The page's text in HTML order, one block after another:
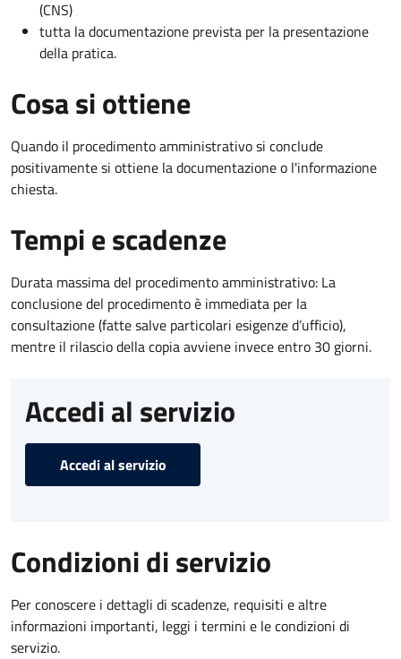
(CNS)
tutta la documentazione prevista per la presentazione
della pratica.
Cosa si ottiene
Quando il procedimento amministrativo si conclude
positivamente si ottiene la documentazione o l'informazione
chiesta.
Tempi e scadenze
Durata massima del procedimento amministrativo: La
conclusione del procedimento è immediata per la
consultazione (fatte salve particolari esigenze d’ufficio),
mentre il rilascio della copia avviene invece entro 30 giorni.
Accedi al servizio
Accedi al servizio
Condizioni di servizio
Per conoscere i dettagli di scadenze, requisiti e altre
informazioni importanti, leggi i termini e le condizioni di
servizio.